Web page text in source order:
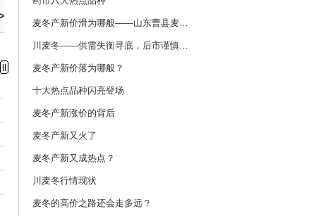
麦冬产新价滑为哪般——山东曹县麦冬考察记
川麦冬——供需失衡寻底，后市谨慎观望
麦冬产新价落为哪般？
十大热点品种闪亮登场
麦冬产新涨价的背后
麦冬产新又火了
麦冬产新又成热点？
川麦冬行情现状
麦冬的高价之路还会走多远？